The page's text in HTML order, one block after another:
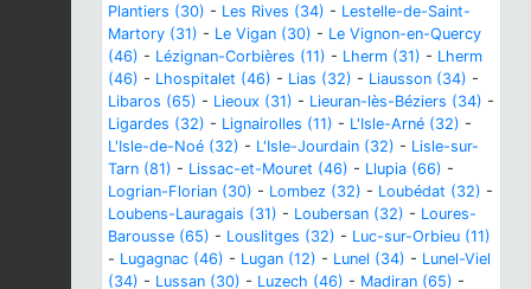
Plantiers (30) - Les Rives (34) - Lestelle-de-Saint-
Martory (31) - Le Vigan (30) - Le Vignon-en-Quercy
(46) - Lézignan-Corbières (11) - Lherm (31) - Lherm
(46) - Lhospitalet (46) - Lias (32) - Liausson (34) -
Libaros (65) - Lieoux (31) - Lieuran-lès-Béziers (34) -
Ligardes (32) - Lignairolles (11) - L'Isle-Arné (32) -
L'Isle-de-Noé (32) - L'Isle-Jourdain (32) - Lisle-sur-
Tarn (81) - Lissac-et-Mouret (46) - Llupia (66) -
Logrian-Florian (30) - Lombez (32) - Loubédat (32) -
Loubens-Lauragais (31) - Loubersan (32) - Loures-
Barousse (65) - Louslitges (32) - Luc-sur-Orbieu (11)
- Lugagnac (46) - Lugan (12) - Lunel (34) - Lunel-Viel
(34) - Lussan (30) - Luzech (46) - Madiran (65) -